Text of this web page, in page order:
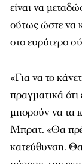
είναι να
ούτως ώστε να
στο ευρύτερο
«Για να το
πραγματικά ότι
μπορούν να τα
Μπρατ. «Θα
κατεύθυνση. Θα